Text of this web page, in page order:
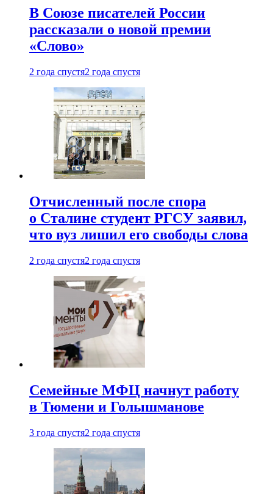
В Союзе писателей России
рассказали о новой премии
«Слово»
2 года спустя2 года спустя
Отчисленный после спора
о Сталине студент РГСУ заявил,
что вуз лишил его свободы слова
2 года спустя2 года спустя
Семейные МФЦ начнут работу
в Тюмени и Голышманове
3 года спустя2 года спустя